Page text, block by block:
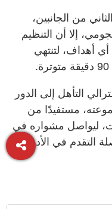
من الجانبين،
إلا أن التنظيم
أهداف، لتنتهي
التأهل إلى الدور
مستفيدًا من
ليواصل مشواره في
التقدم في الأدوار